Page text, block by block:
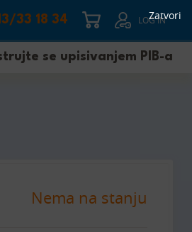
33 18 34 LOG IN
se upisivanjem PIB-a
Nema na stanju
Zatvori